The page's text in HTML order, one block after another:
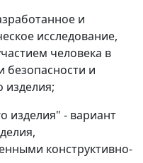
и
исследование,
человека в
безопасности и
изделия;
изделия" - вариант
конструктивно-